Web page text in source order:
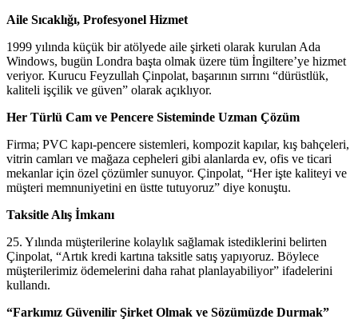
Aile Sıcaklığı, Profesyonel Hizmet
1999 yılında küçük bir atölyede aile şirketi olarak kurulan Ada
Windows, bugün Londra başta olmak üzere tüm İngiltere’ye hizmet
veriyor. Kurucu Feyzullah Çinpolat, başarının sırrını “dürüstlük,
kaliteli işçilik ve güven” olarak açıklıyor.
Her Türlü Cam ve Pencere Sisteminde Uzman Çözüm
Firma; PVC kapı-pencere sistemleri, kompozit kapılar, kış bahçeleri,
vitrin camları ve mağaza cepheleri gibi alanlarda ev, ofis ve ticari
mekanlar için özel çözümler sunuyor. Çinpolat, “Her işte kaliteyi ve
müşteri memnuniyetini en üstte tutuyoruz” diye konuştu.
Taksitle Alış İmkanı
25. Yılında müşterilerine kolaylık sağlamak istediklerini belirten
Çinpolat, “Artık kredi kartına taksitle satış yapıyoruz. Böylece
müşterilerimiz ödemelerini daha rahat planlayabiliyor” ifadelerini
kullandı.
“Farkımız Güvenilir Şirket Olmak ve Sözümüzde Durmak”